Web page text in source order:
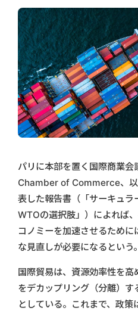
パリに本部を置く国際商業
Chamber of Commerce、以
表した報告書（「サーキュラ
WTOの選択肢」）によれば
コノミーを加速させるため
な見直しが必要になるという。
国際貿易は、資源効率性を
をデカップリング（分離）す
としている。これまで、政